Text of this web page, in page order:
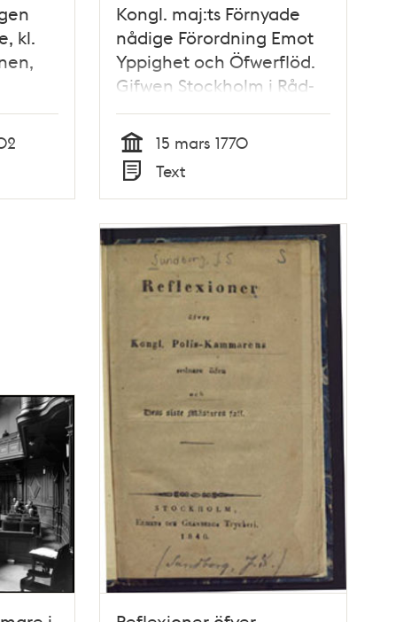
kl.
på
Kongl. maj:ts Förnyade
nådige Förordning Emot
Yppighet och Öfwerflöd.
Gifwen Stockholm i Råd-
Kammaren then 15 martii
1770.
Tid
15 mars 1770
Typ
Text